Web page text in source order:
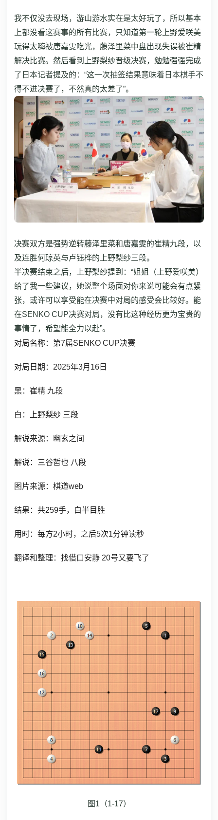
我不仅没去现场，游山游水实在是太好玩了，所以基本
上都没看这赛事的所有比赛，只知道第一轮上野爱咲美
玩得太嗨被唐嘉雯吃光，藤泽里菜中盘出现失误被崔精
解决比赛。然后看到上野梨纱晋级决赛，勉勉强强完成
了日本记者提及的：“这一次抽签结果意味着日本棋手不
得不进决赛了，不然真的太差了”。
决赛双方是强势逆转藤泽里菜和唐嘉雯的崔精九段，以
及连胜何琼英与卢钰桦的上野梨纱三段。
半决赛结束之后，上野梨纱提到：“姐姐（上野爱咲美）
给了我一些建议，她说整个场面对你来说可能会有点紧
张，或许可以享受能在决赛中对局的感受会比较好。能
在SENKO CUP决赛对局，没有比这种经历更为宝贵的
事情了，希望能全力以赴”。
对局名称：第7届SENKO CUP决赛
对局日期：2025年3月16日
黑：崔精 九段
白：上野梨纱 三段
解说来源：幽玄之间
解说：三谷哲也 八段
图片来源：棋道web
结果：共259手，白半目胜
用时：每方2小时，之后5次1分钟读秒
翻译和整理：找借口安静 20号又要飞了
图1（1-17）